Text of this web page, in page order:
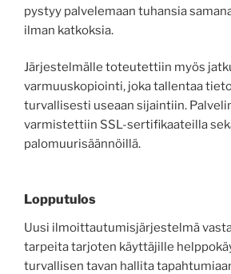
pystyy palvelemaan tuhansia
ilman katkoksia.
Järjestelmälle toteutettiin myös
varmuuskopiointi, joka tallentaa
turvallisesti useaan sijaintiin.
varmistettiin SSL-sertifikaateilla
palomuurisäännöillä.
Lopputulos
Uusi ilmoittautumisjärjestelmä
tarpeita tarjoten käyttäjille
turvallisen tavan hallita